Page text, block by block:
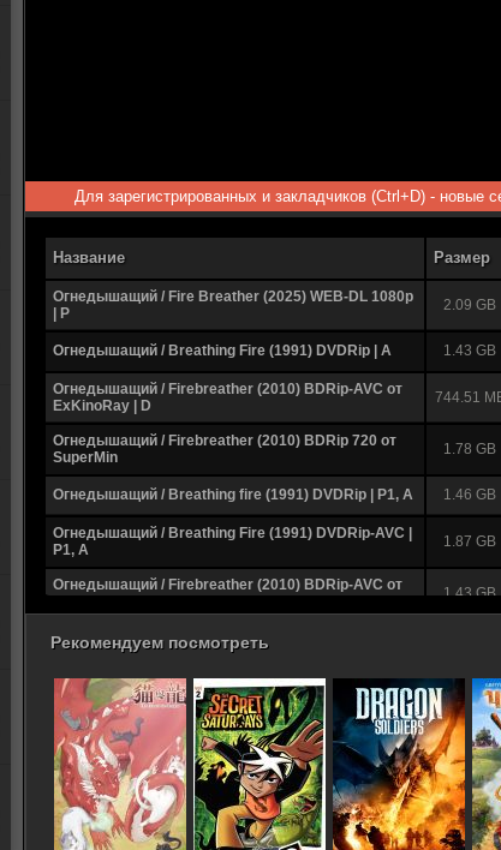
Для зарегистрированных и закладчиков (Ctrl+D) - новые
Название Размер
Огнедышащий / Fire Breather (2025) WEB-DL 1080p
| P
2.09 GB
Огнедышащий / Breathing Fire (1991) DVDRip | A 1.43 GB
Огнедышащий / Firebreather (2010) BDRip-AVC от
ExKinoRay | D
744.51
Огнедышащий / Firebreather (2010) BDRip 720 от
SuperMin
1.78 GB
Огнедышащий / Breathing fire (1991) DVDRip | P1, А 1.46 GB
Огнедышащий / Breathing Fire (1991) DVDRip-AVC |
P1, A
1.87 GB
Огнедышащий / Firebreather (2010) BDRip-AVC от
1.43 GB
Огнедышащий / Firebreather (2010) HDRip
Рекомендуем посмотреть